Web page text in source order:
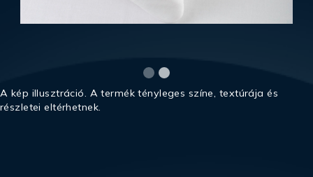
A kép illusztráció. A termék tényleges színe, textúrája és
részletei eltérhetnek.